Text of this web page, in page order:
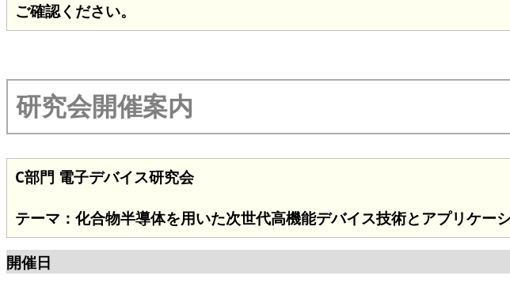
ご確認ください。
研究会開催案内
C部門 電子デバイス研究会
テーマ：化合物半導体を用いた次世代高機能デバイス技術とアプリケー
開催日